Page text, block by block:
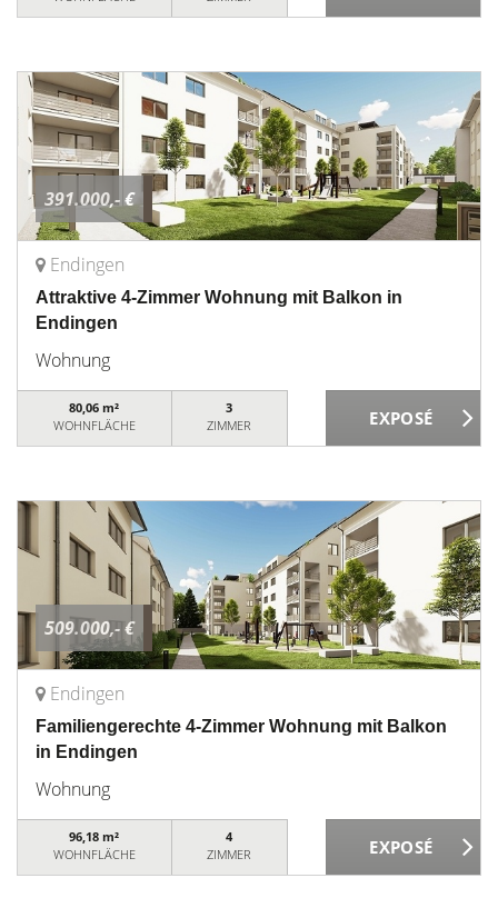
391.000,- €
Endingen
Attraktive 4-Zimmer Wohnung mit Balkon in
Endingen
Wohnung
80,06 m²
WOHNFLÄCHE
3
ZIMMER
509.000,- €
Endingen
Familiengerechte 4-Zimmer Wohnung mit Balkon
in Endingen
Wohnung
96,18 m²
WOHNFLÄCHE
4
ZIMMER